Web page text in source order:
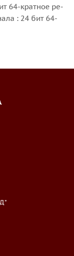
64-кратное ре-
: 24 бит 64-